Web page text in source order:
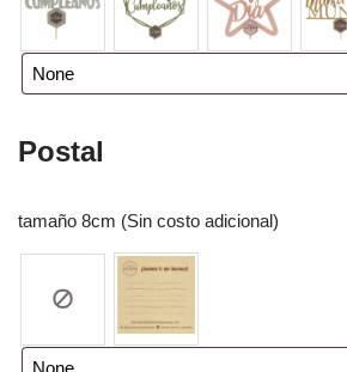
Postal
tamaño 8cm (Sin costo adicional)